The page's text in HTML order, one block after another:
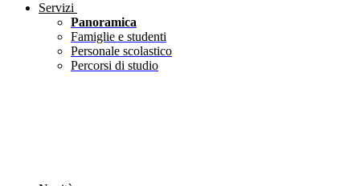
Servizi
Panoramica
Famiglie e studenti
Personale scolastico
Percorsi di studio